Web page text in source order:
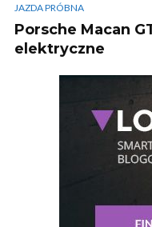
JAZDA PRÓBNA
Porsche Macan
elektryczne